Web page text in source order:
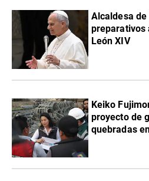
Alcaldesa de
preparativos
León XIV
Keiko
proyecto de
quebradas